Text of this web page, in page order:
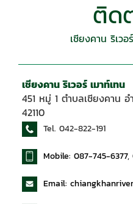
ติด
เชียงคาน ริเว
เชียงคาน ริเวอร์ เมาท์เทน
451 หมู่ 1 ตำบลเชียงคาน
42110
Tel. 042-822-191
Mobile: 087-745-6377,
Email: